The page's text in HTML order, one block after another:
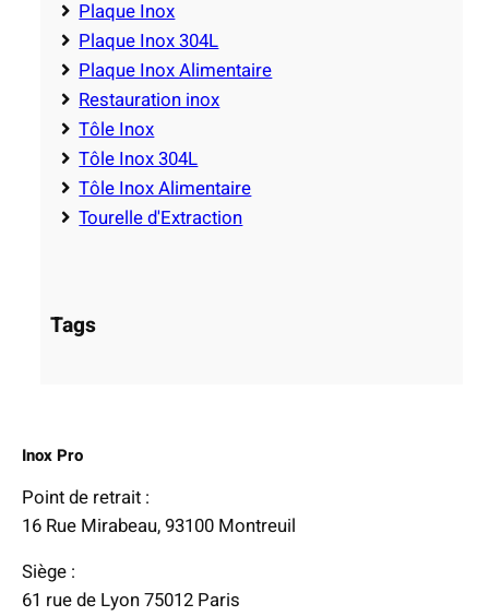
Plaque Inox
Plaque Inox 304L
Plaque Inox Alimentaire
Restauration inox
Tôle Inox
Tôle Inox 304L
Tôle Inox Alimentaire
Tourelle d'Extraction
Tags
Inox Pro
Point de retrait :
16 Rue Mirabeau, 93100 Montreuil
Siège :
61 rue de Lyon 75012 Paris